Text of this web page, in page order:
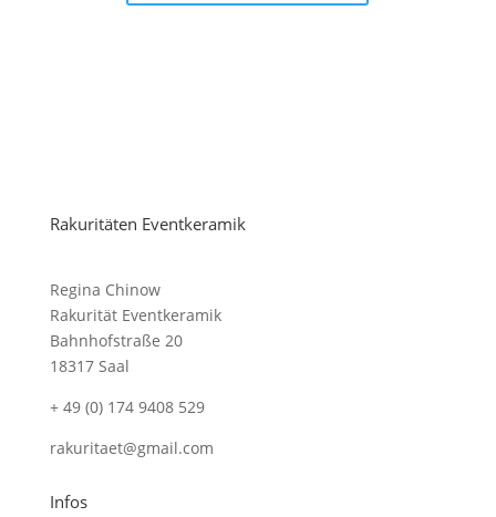
Rakuritäten Eventkeramik
Regina Chinow
Rakurität Eventkeramik
Bahnhofstraße 20
18317 Saal
+ 49 (0) 174 9408 529
rakuritaet@gmail.com
Infos